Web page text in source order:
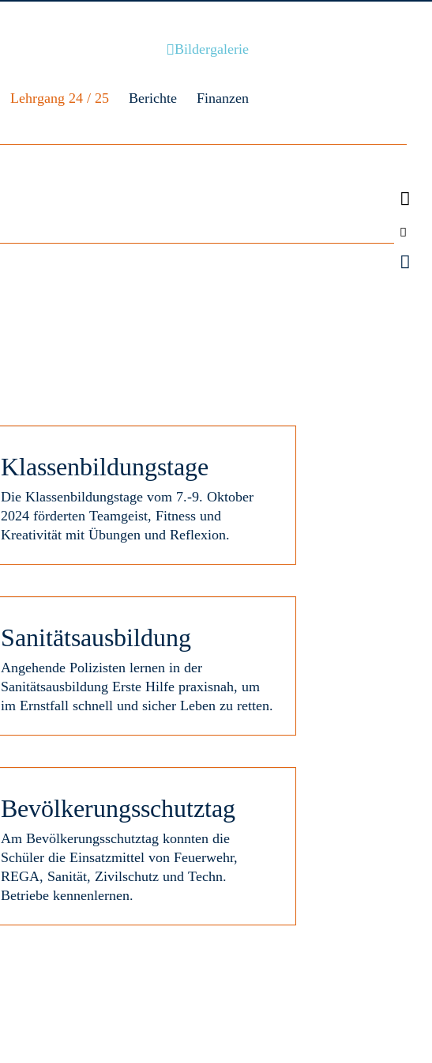
Bildergalerie
Lehrgang 24 / 25 Berichte Finanzen
Klassenbildungstage
Die Klassenbildungstage vom 7.-9. Oktober
2024 förderten Teamgeist, Fitness und
Kreativität mit Übungen und Reflexion.
Sanitätsausbildung
Angehende Polizisten lernen in der
Sanitätsausbildung Erste Hilfe praxisnah, um
im Ernstfall schnell und sicher Leben zu retten.
Bevölkerungsschutztag
Am Bevölkerungsschutztag konnten die
Schüler die Einsatzmittel von Feuerwehr,
REGA, Sanität, Zivilschutz und Techn.
Betriebe kennenlernen.